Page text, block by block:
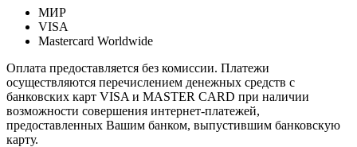
МИР
VISA
Mastercard Worldwide
Оплата предоставляется без комиссии. Платежи
осуществляются перечислением денежных средств с
банковских карт VISA и MASTER CARD при наличии
возможности совершения интернет-платежей,
предоставленных Вашим банком, выпустившим банковскую
карту.